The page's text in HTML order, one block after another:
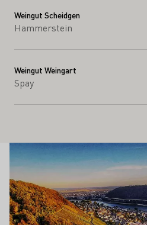
Weingut Scheidgen
Hammerstein
Weingut Weingart
Spay
Winesights
Lue lisää